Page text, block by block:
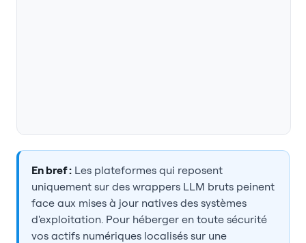
En bref :Les plateformes qui reposent
uniquement sur des wrappers LLM bruts peinent
face aux mises à jour natives des systèmes
d'exploitation. Pour héberger en toute sécurité
vos actifs numériques localisés sur une